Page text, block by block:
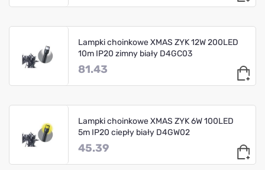
Lampki choinkowe XMAS ZYK 12W 200LED
10m IP20 zimny biały D4GC03
81.43
Lampki choinkowe XMAS ZYK 6W 100LED
5m IP20 ciepły biały D4GW02
45.39